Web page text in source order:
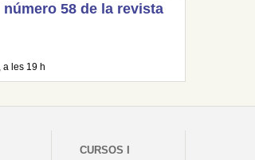
58 de la revista
a les 19 h
CURSOS I